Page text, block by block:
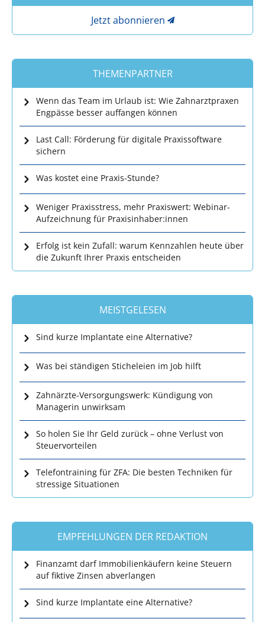
Jetzt abonnieren
THEMENPARTNER
Wenn das Team im Urlaub ist: Wie Zahnarztpraxen
Engpässe besser auffangen können
Last Call: Förderung für digitale Praxissoftware
sichern
Was kostet eine Praxis-Stunde?
Weniger Praxisstress, mehr Praxiswert: Webinar-
Aufzeichnung für Praxisinhaber:innen
Erfolg ist kein Zufall: warum Kennzahlen heute über
die Zukunft Ihrer Praxis entscheiden
MEISTGELESEN
Sind kurze Implantate eine Alternative?
Was bei ständigen Sticheleien im Job hilft
Zahnärzte-Versorgungswerk: Kündigung von
Managerin unwirksam
So holen Sie Ihr Geld zurück – ohne Verlust von
Steuervorteilen
Telefontraining für ZFA: Die besten Techniken für
stressige Situationen
EMPFEHLUNGEN DER REDAKTION
Finanzamt darf Immobilienkäufern keine Steuern
auf fiktive Zinsen abverlangen
Sind kurze Implantate eine Alternative?